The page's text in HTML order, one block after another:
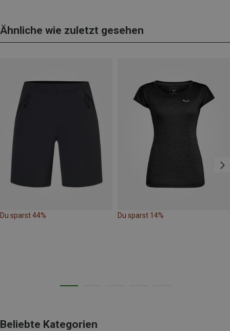
Ähnliche wie zuletzt gesehen
Du sparst 44% Du sparst 14%
Beliebte Kategorien